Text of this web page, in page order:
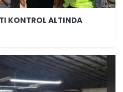
KONTROL ALTINDA